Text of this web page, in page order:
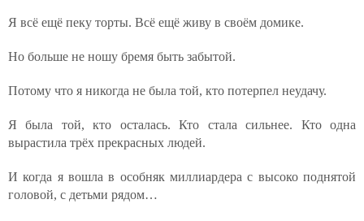
Я всё ещё пеку торты. Всё ещё живу в своём домике.
Но больше не ношу бремя быть забытой.
Потому что я никогда не была той, кто потерпел неудачу.
Я была той, кто осталась. Кто стала сильнее. Кто одна
вырастила трёх прекрасных людей.
И когда я вошла в особняк миллиардера с высоко поднятой
головой, с детьми рядом…